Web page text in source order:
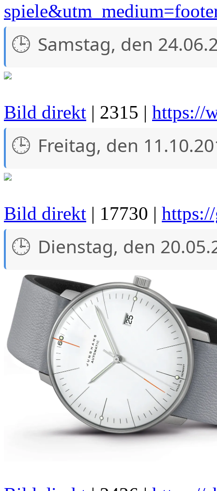
Samstag, den
Bild direkt | 2315 | https://
Freitag, den
Bild direkt | 17730 |
Dienstag, den